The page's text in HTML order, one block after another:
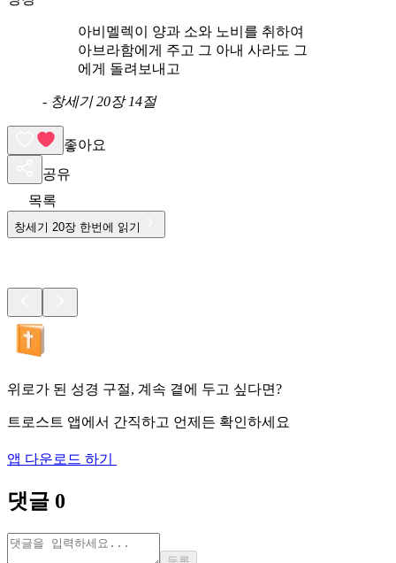
아비멜렉이 양과 소와 노비를 취하여
아브라함에게 주고 그 아내 사라도 그
에게 돌려보내고
- 창세기 20장 14절
좋아요
공유
목록
창세기 20장 한번에 읽기
위로가 된 성경 구절, 계속 곁에 두고 싶다면?
트로스트 앱에서 간직하고 언제든 확인하세요
앱 다운로드 하기
댓글 0